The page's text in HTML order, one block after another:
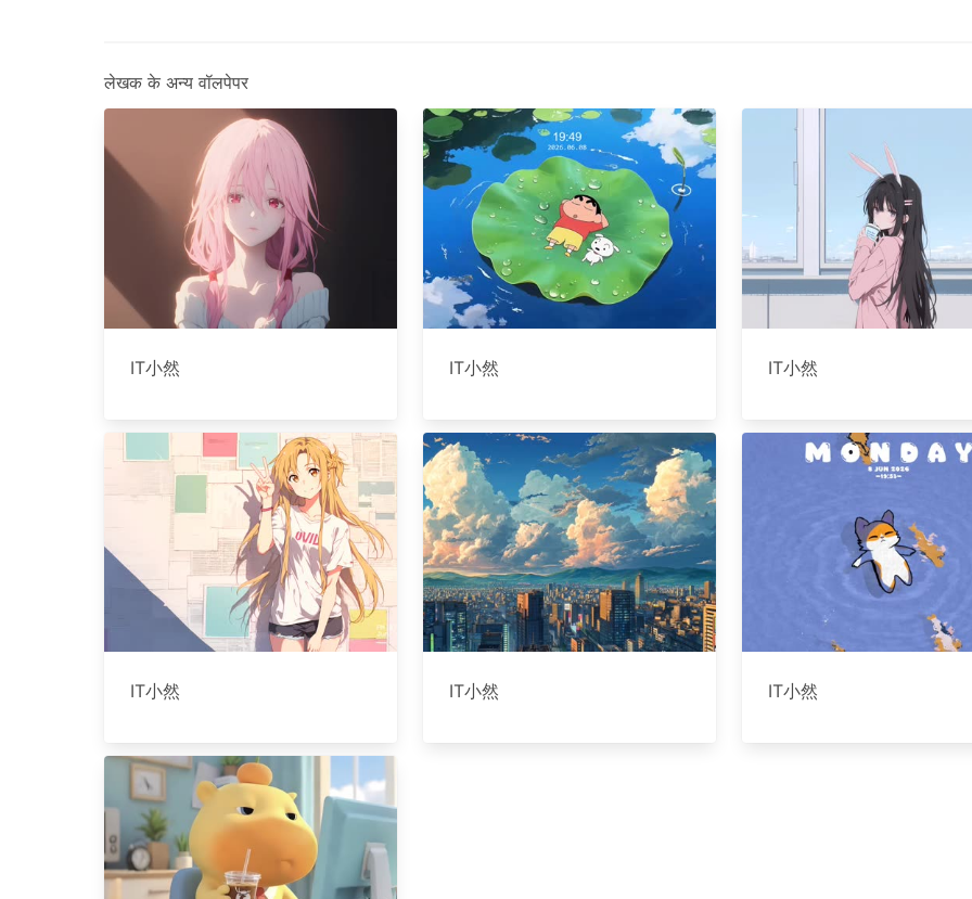
लेखक के अन्य वॉलपेपर
IT小然 IT小然 IT小然
IT小然 IT小然 IT小然